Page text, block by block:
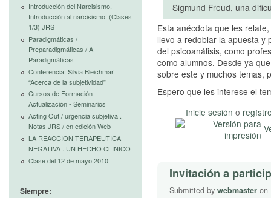
Sigmund Freud, una
Esta anécdota que les
llevo a redoblar la apuesta y
del psicoanálisis, como
como alumnos. Desde ya
sobre este y muchos temas,
Espero que les interese el
Inicie sesión o
Invitación a
Submitted by webmaster on
Introducción del Narcisismo.
Introducción al narcisismo. (Clases
1/3) JRS
Paradigmáticas /
Preparadigmáticas / A-
Paradigmáticas
Conferencia: Silvia Bleichmar
“Acerca de la subjetividad”
Cursos de Formación -
Actualización - Seminarios
Acting Out / urgencia subjetiva .
Notas JRS / en edición Web
LA REACCION TERAPEUTICA
NEGATIVA . UN HECHO CLINICO
Clase del 12 de mayo 2010
Siempre: